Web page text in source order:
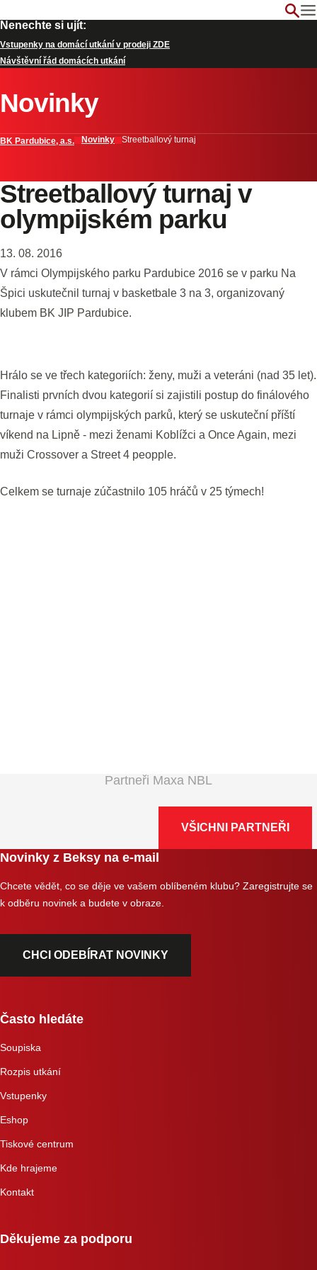
Nenechte si ujít:
Vstupenky na domácí utkání v prodeji ZDE
Návštěvní řád domácích utkání
Novinky
BK Pardubice, a.s. Novinky Streetballový turnaj
Streetballový turnaj v
olympijském parku
13. 08. 2016
V rámci Olympijského parku Pardubice 2016 se v parku Na
Špici uskutečnil turnaj v basketbale 3 na 3, organizovaný
klubem BK JIP Pardubice.
Hrálo se ve třech kategoriích: ženy, muži a veteráni (nad 35 let).
Finalisti prvních dvou kategorií si zajistili postup do finálového
turnaje v rámci olympijských parků, který se uskuteční příští
víkend na Lipně - mezi ženami Koblížci a Once Again, mezi
muži Crossover a Street 4 peopple.
Celkem se turnaje zúčastnilo 105 hráčů v 25 týmech!
Partneři Maxa NBL
VŠICHNI PARTNEŘI
Novinky z Beksy na e-mail
Chcete vědět, co se děje ve vašem oblíbeném klubu? Zaregistrujte se
k odběru novinek a budete v obraze.
CHCI ODEBÍRAT NOVINKY
Často hledáte
Soupiska
Rozpis utkání
Vstupenky
Eshop
Tiskové centrum
Kde hrajeme
Kontakt
Děkujeme za podporu